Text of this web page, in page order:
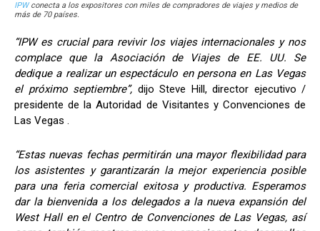
IPWconecta a los expositores con miles de compradores de viajes y medios de
más de 70 países.
“IPW es crucial para revivir los viajes internacionales y nos
complace que la Asociación de Viajes de EE. UU. Se
dedique a realizar un espectáculo en persona en Las Vegas
el próximo septiembre”, dijo Steve Hill, director ejecutivo /
presidente de la Autoridad de Visitantes y Convenciones de
Las Vegas .
“Estas nuevas fechas permitirán una mayor flexibilidad para
los asistentes y garantizarán la mejor experiencia posible
para una feria comercial exitosa y productiva. Esperamos
dar la bienvenida a los delegados a la nueva expansión del
West Hall en el Centro de Convenciones de Las Vegas, así